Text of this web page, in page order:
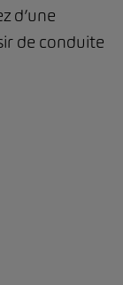
d’une
de conduite